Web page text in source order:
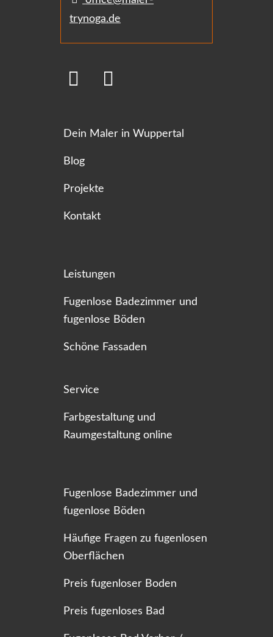
trynoga.de
Dein Maler in Wuppertal
Blog
Projekte
Kontakt
Leistungen
Fugenlose Badezimmer und
fugenlose Böden
Schöne Fassaden
Service
Farbgestaltung und
Raumgestaltung online
Fugenlose Badezimmer und
fugenlose Böden
Häufige Fragen zu fugenlosen
Oberflächen
Preis fugenloser Boden
Preis fugenloses Bad